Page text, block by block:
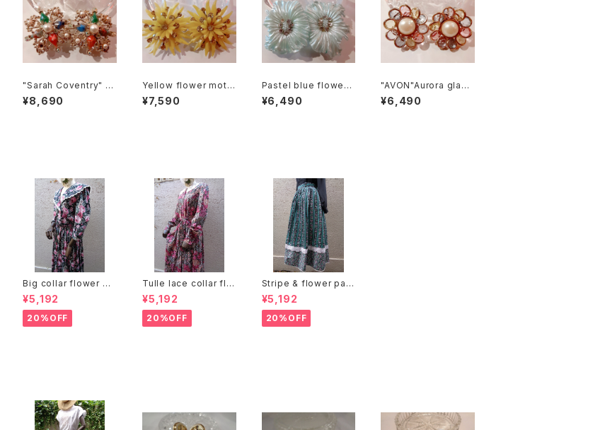
"Sarah Coventry" Vi
ntage earrings サラ・
コベントリー ヴィンテー
¥8,690
Yellow flower motif
earrings イエロー フ
ラワーモチーフ イヤリン
¥7,590
Pastel blue flower
motif earrings パス
テルブルー フラワーモ
¥6,490
"AVON"Aurora glass
flower motif earring
s オーロラガラス フラワ
¥6,490
Big collar flower pa
ttern dress ビッグカラ
ー 花柄 ワンピース
¥5,192
20%OFF
Tulle lace collar flo
wer pattern dress
チュールレースカラー
花柄 ワンピース
¥5,192
20%OFF
Stripe & flower patt
ern skirt ストライプ 花
柄 スカート
¥5,192
20%OFF